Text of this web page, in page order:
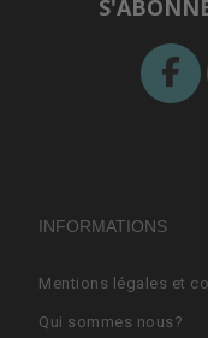
INFORMATIONS
Mentions légales et
Qui sommes nous?